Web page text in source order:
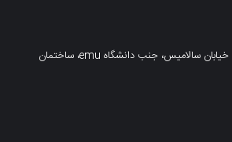
قبرس شمالی، فاماگوستا، خیابان سالامیس، جنب دانشگاه emu، ساختمان